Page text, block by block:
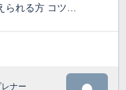
られる方 コツ…
ナー